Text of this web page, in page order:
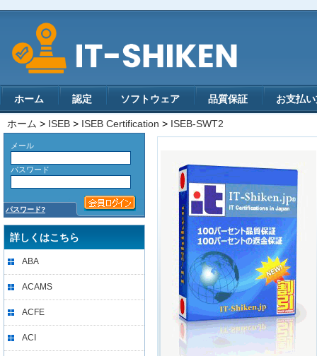
ホーム 認定 ソフトウェア 品質保証 お支払
ホーム > ISEB > ISEB Certification > ISEB-SWT2
メール
パスワード
パスワード?
詳しくはこちら
ABA
ACAMS
ACFE
ACI